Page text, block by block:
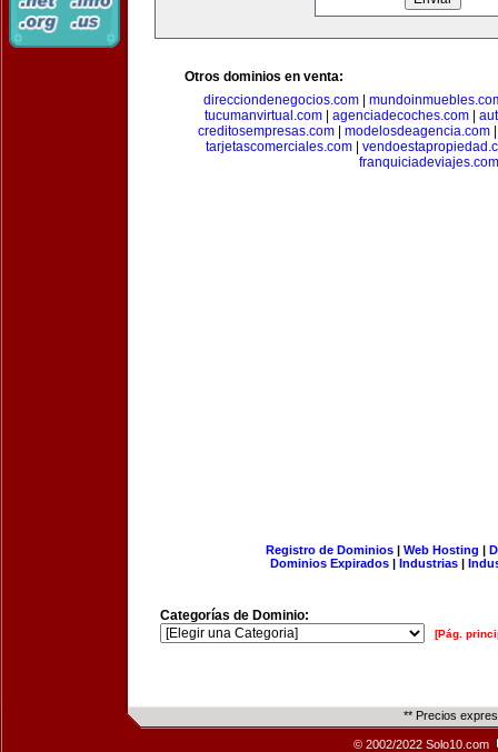
Otros dominios en venta:
direcciondenegocios.com
tucumanvirtual.com| agenciadecoches.com|
creditosempresas.com| modelosdeagencia.com
tarjetascomerciales.com|
franquiciadeviajes.com
Registro de Dominios| Web Hosting |
Dominios Expirados | Industrias |
Categorías de Dominio:
[Pág.
** Precios
© 2002/2022 Solo10.com